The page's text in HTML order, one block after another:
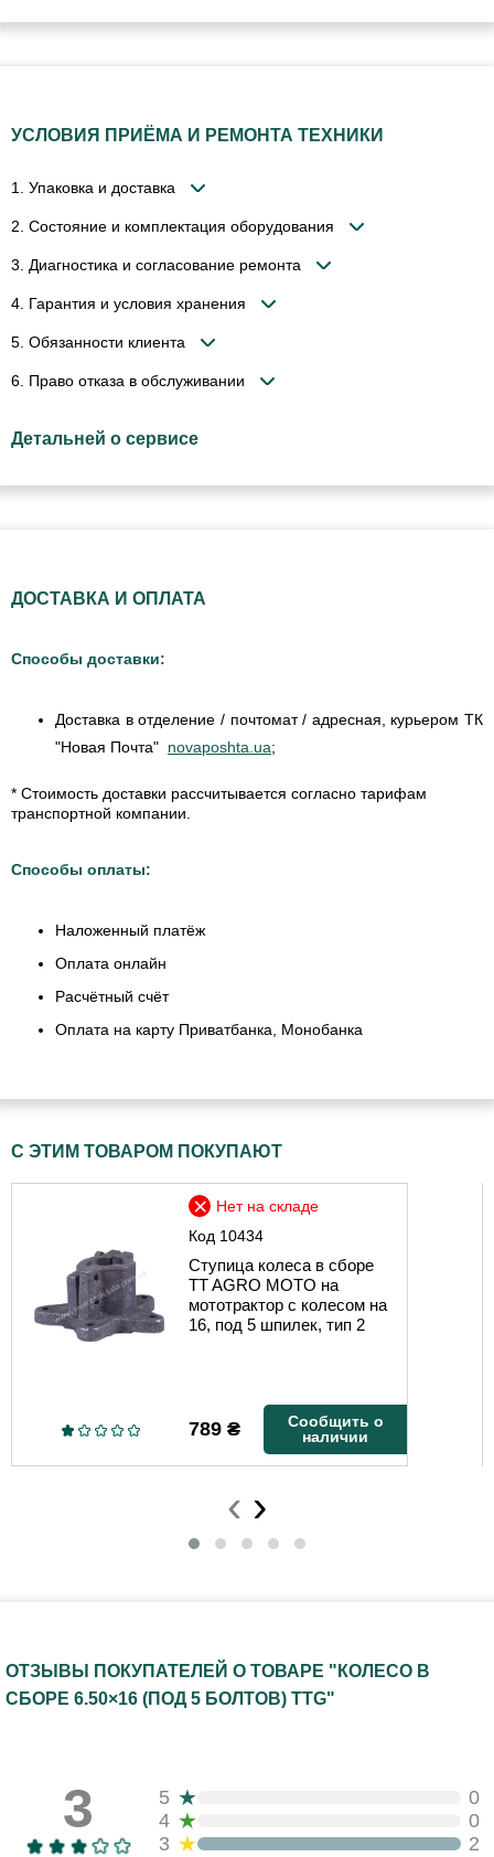
УСЛОВИЯ ПРИЁМА И РЕМОНТА ТЕХНИКИ
1. Упаковка и доставка
2. Состояние и комплектация оборудования
3. Диагностика и согласование ремонта
4. Гарантия и условия хранения
5. Обязанности клиента
6. Право отказа в обслуживании
Детальней о сервисе
ДОСТАВКА И ОПЛАТА
Способы доставки:
Доставка в отделение / почтомат / адресная, курьером ТК
"Новая Почта" novaposhta.ua;
* Стоимость доставки рассчитывается согласно тарифам
транспортной компании.
Способы оплаты:
Наложенный платёж
Оплата онлайн
Расчётный счёт
Оплата на карту Приватбанка, Монобанка
С ЭТИМ ТОВАРОМ ПОКУПАЮТ
Код 10434
Нет на складе
Ступица колеса в сборе
TT AGRO MOTO на
мототрактор с колесом на
16, под 5 шпилек, тип 2
789 ₴
Сообщить о
наличии
‹ ›
ОТЗЫВЫ ПОКУПАТЕЛЕЙ О ТОВАРЕ "КОЛЕСО В
СБОРЕ 6.50×16 (ПОД 5 БОЛТОВ) TTG"
3 5 ★
0
4 ★
0
3 ★
2